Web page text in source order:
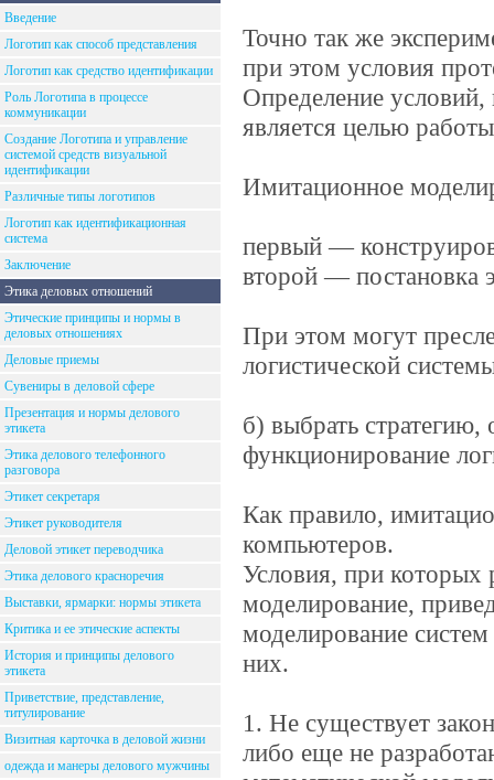
Введение
Логотип как способ представления
Логотип как средство идентификации
Роль Логотипа в процессе
коммуникации
Создание Логотипа и управление
системой средств визуальной
идентификации
Различные типы логотипов
Логотип как идентификационная
система
Заключение
Этика деловых отношений
Этические принципы и нормы в
деловых отношениях
Деловые приемы
Сувениры в деловой сфере
Презентация и нормы делового
этикета
Этика делового телефонного
разговора
Этикет секретаря
Этикет руководителя
Деловой этикет переводчика
Этика делового красноречия
Выставки, ярмарки: нормы этикета
Критика и ее этические аспекты
История и принципы делового
этикета
Приветствие, представление,
титулирование
Визитная карточка в деловой жизни
одежда и манеры делового мужчины
Точно так же
при этом условия
Определение условий,
является целью
Имитационное
первый —
второй — постановка
При этом могут
логистической
б) выбрать
функционирование
Как правило,
компьютеров.
Условия, при которых
моделирование,
моделирование
них.
1. Не существует
либо еще не